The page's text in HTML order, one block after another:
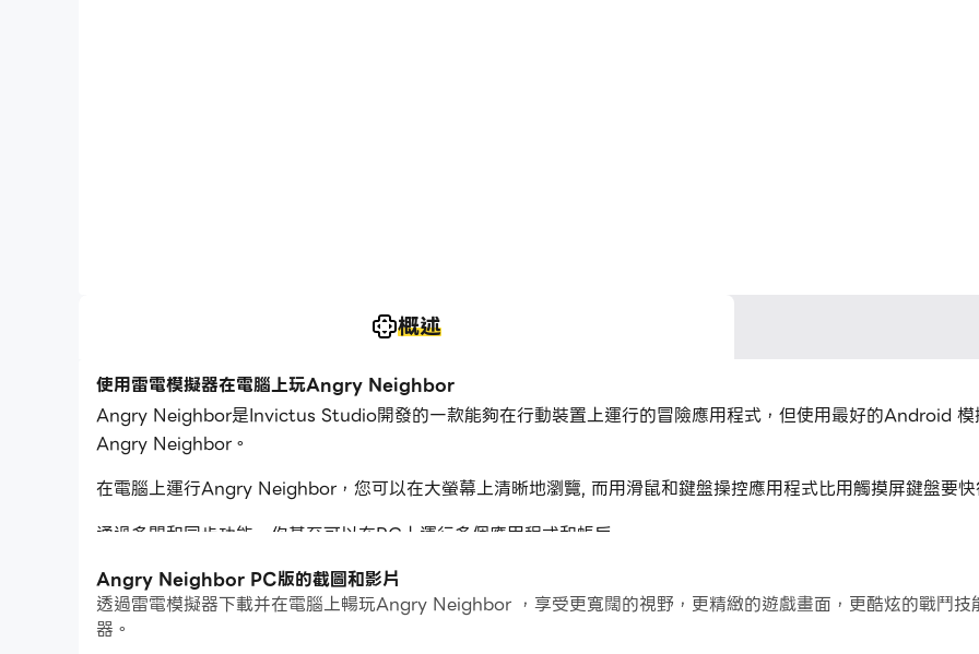
概述
使用雷電模擬器在電腦上玩Angry Neighbor
Angry Neighbor是Invictus Studio開發的一款能夠在行動裝置上運行的冒險應用程式，但使用最好的Android
Angry Neighbor。
在電腦上運行Angry Neighbor，您可以在大螢幕上清晰地瀏覽, 而用滑鼠和鍵盤操控應用程式比用觸摸屏鍵盤要
通過多開和同步功能，你甚至可以在PC上運行多個應用程式和帳戶。
而文件互傳功能讓分享圖像、影片和文件也變得非常容易。
下載Angry Neighbor並在PC上運行。享受PC端的大螢幕和高畫質畫質吧!
Angry Neighbor PC版的截圖和影片
透過雷電模擬器下載并在電腦上暢玩Angry Neighbor ，享受更寬闊的視野，更精緻的遊戲畫面，更酷炫的戰鬥
器。